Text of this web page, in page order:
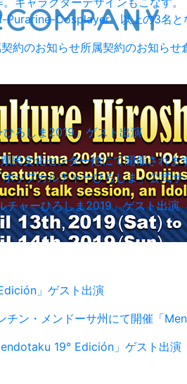
Purarine-Cosplayer 以上の3名と
約のお知らせ所属契約のお知らせ
ひろしま2019」ゲスト出演
民文化センター他にて開催されま
ップカルチャーひろしま」公式サ
チャーひろしま2019」ゲスト出演
」ゲスト出演
ン・メンドーサ州にて開催「
19° Edición」ゲスト出演